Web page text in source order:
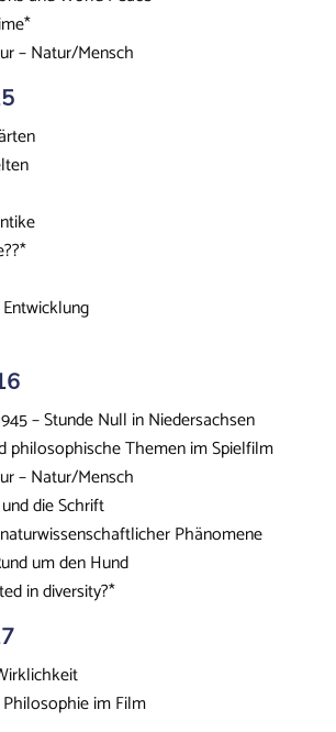
– Natur/Mensch
– Stunde Null in Niedersachsen
philosophische Themen im Spielfilm
– Natur/Mensch
die Schrift
Phänomene
um den Hund
in diversity?*
im Film